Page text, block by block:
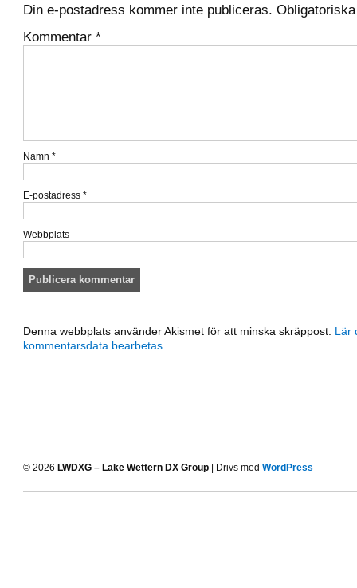
Din e-postadress kommer inte publiceras.
Kommentar *
Namn *
E-postadress *
Webbplats
Denna webbplats använder Akismet för att minska skräppost. Lär
kommentarsdata bearbetas
© 2026 LWDXG – Lake Wettern DX Group | Drivs med WordPress